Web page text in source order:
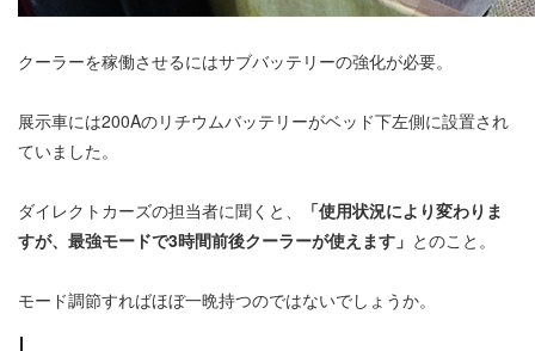
クーラーを稼働させるにはサブバッテリーの強化が必要。
展示車には200Aのリチウムバッテリーがベッド下左側に設置され
ていました。
ダイレクトカーズの担当者に聞くと、
「使用状況により変わりま
すが、最強モードで3時間前後クーラーが使えます」 とのこと。
モード調節すればほぼ一晩持つのではないでしょうか。